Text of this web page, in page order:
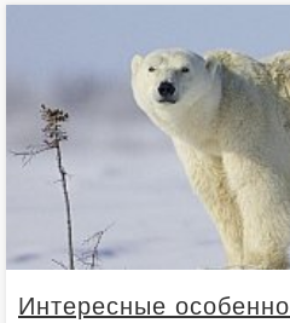
Интересные